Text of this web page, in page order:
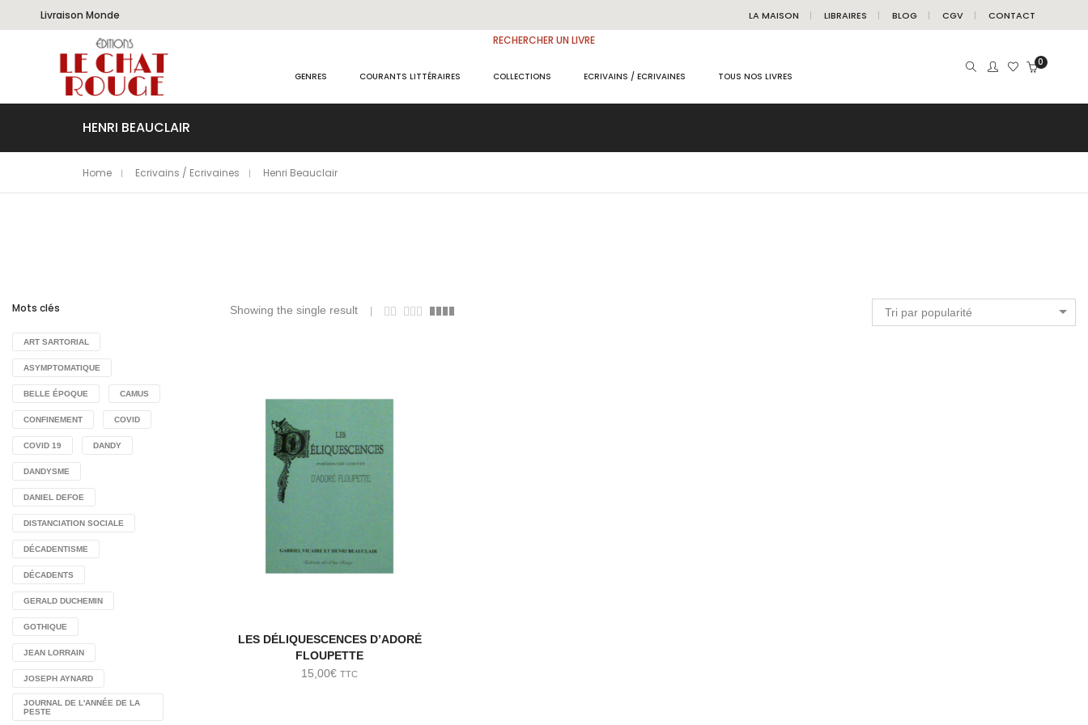
Livraison Monde LA MAISON LIBRAIRES BLOG CGV CONTACT
RECHERCHER UN LIVRE
GENRES COURANTS LITTÉRAIRES COLLECTIONS ECRIVAINS / ECRIVAINES TOUS NOS LIVRES
0
HENRI BEAUCLAIR
Home Ecrivains / Ecrivaines Henri Beauclair
Showing the single result Tri par popularité
LES DÉLIQUESCENCES D’ADORÉ
FLOUPETTE
15,00€ TTC
Mots clés
ART SARTORIAL
ASYMPTOMATIQUE
BELLE ÉPOQUE CAMUS
CONFINEMENT COVID
COVID 19 DANDY
DANDYSME
DANIEL DEFOE
DISTANCIATION SOCIALE
DÉCADENTISME
DÉCADENTS
GERALD DUCHEMIN
GOTHIQUE
JEAN LORRAIN
JOSEPH AYNARD
JOURNAL DE L'ANNÉE DE LA
PESTE